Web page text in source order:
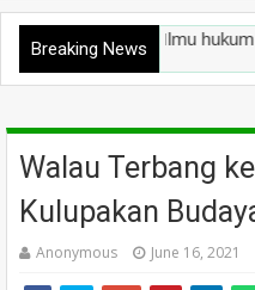
Breaking News
Jurusan Ilmu hukum
Walau Terbang
Kulupakan
Anonymous June 16, 2021